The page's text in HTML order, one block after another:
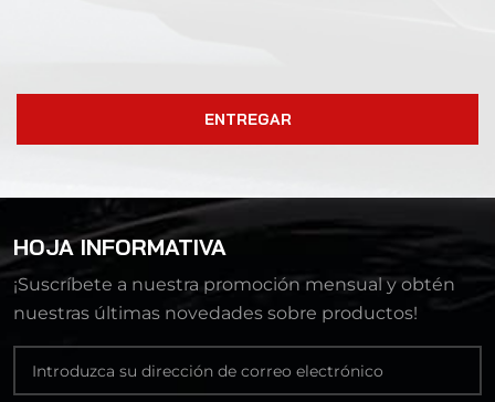
ENTREGAR
HOJA INFORMATIVA
¡Suscríbete a nuestra promoción mensual y obtén
nuestras últimas novedades sobre productos!